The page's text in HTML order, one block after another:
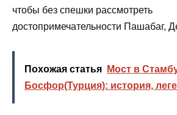
чтобы без спешки рассмотреть
достопримечательности Пашабаг,
Похожая статья
Мост в
Босфор(Турция): история,